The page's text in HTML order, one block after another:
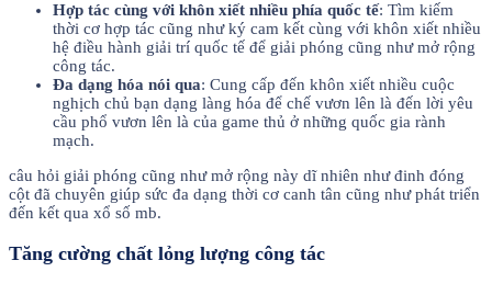
Hợp tác cùng với khôn xiết nhiều phía quốc tế: Tìm kiếm
thời cơ hợp tác cũng như ký cam kết cùng với khôn xiết nhiều
hệ điều hành giải trí quốc tế để giải phóng cũng như mở rộng
công tác.
Đa dạng hóa nói qua: Cung cấp đến khôn xiết nhiều cuộc
nghịch chủ bạn dạng làng hóa để chế vươn lên là đến lời yêu
cầu phổ vươn lên là của game thủ ở những quốc gia rành
mạch.
câu hỏi giải phóng cũng như mở rộng này dĩ nhiên như đinh đóng
cột đã chuyên giúp sức đa dạng thời cơ canh tân cũng như phát triển
đến kết qua xổ số mb.
Tăng cường chất lỏng lượng công tác